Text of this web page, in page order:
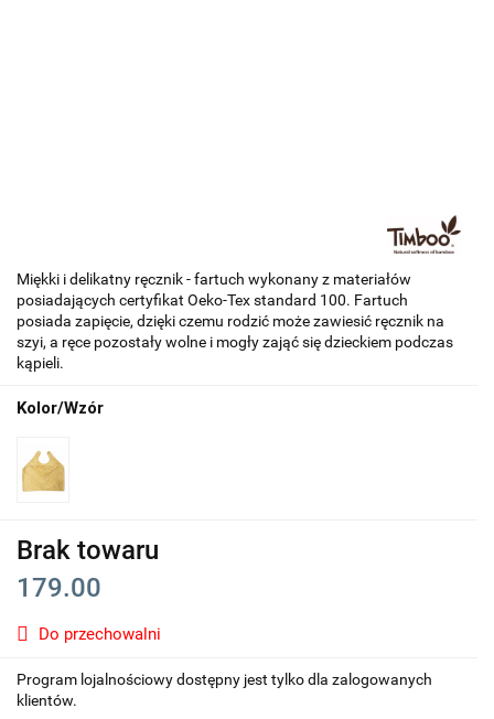
Miękki i delikatny ręcznik - fartuch wykonany z materiałów
posiadających certyfikat Oeko-Tex standard 100. Fartuch
posiada zapięcie, dzięki czemu rodzić może zawiesić ręcznik na
szyi, a ręce pozostały wolne i mogły zająć się dzieckiem podczas
kąpieli.
Kolor/Wzór
Brak towaru
179.00
Do przechowalni
Program lojalnościowy dostępny jest tylko dla zalogowanych
klientów.